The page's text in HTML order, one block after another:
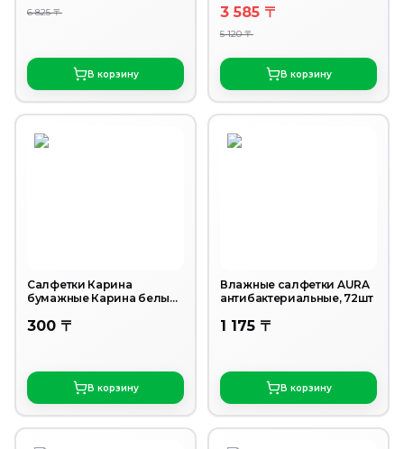
6 825 〒
В корзину
3 585 〒
5 120 〒
В корзину
Салфетки Карина
бумажные Карина белые
300 〒
В корзину
Влажные салфетки AURA
антибактериальные, 72шт
1 175 〒
В корзину